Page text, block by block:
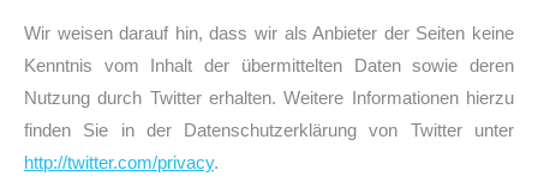
Wir weisen darauf hin, dass wir als Anbieter der Seiten keine
Kenntnis vom Inhalt der übermittelten Daten sowie deren
Nutzung durch Twitter erhalten. Weitere Informationen hierzu
finden Sie in der Datenschutzerklärung von Twitter unter
http://twitter.com/privacy.